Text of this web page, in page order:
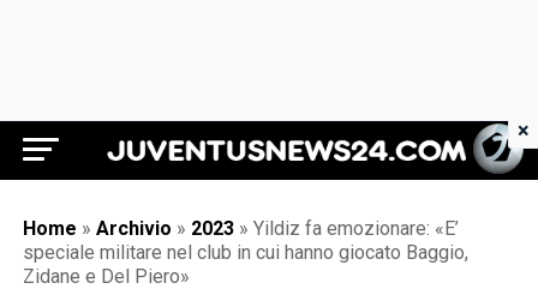
Juventus News 24
Home » Archivio » 2023 » Yildiz fa emozionare: «E’
speciale militare nel club in cui hanno giocato Baggio,
Zidane e Del Piero»
×